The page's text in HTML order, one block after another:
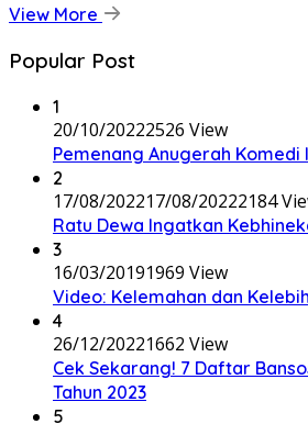
View More
Popular Post
1
20/10/20222526 View
Pemenang Anugerah Komedi
2
17/08/202217/08/20222184
Ratu Dewa Ingatkan
3
16/03/20191969 View
Video: Kelemahan dan
4
26/12/20221662 View
Cek Sekarang! 7 Daftar
Tahun 2023
5